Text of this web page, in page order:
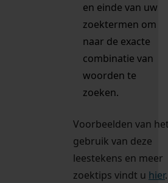
en einde van uw
zoektermen om
naar de exacte
combinatie van
woorden te
zoeken.
Voorbeelden van
gebruik van deze
leestekens en meer
zoektips vindt u hier.